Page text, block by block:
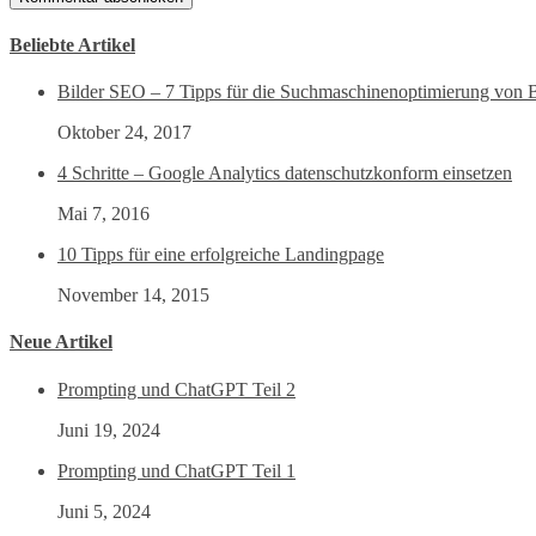
Beliebte Artikel
Bilder SEO – 7 Tipps für die Suchmaschinenoptimierung von
Oktober 24, 2017
4 Schritte – Google Analytics datenschutzkonform einsetzen
Mai 7, 2016
10 Tipps für eine erfolgreiche Landingpage
November 14, 2015
Neue Artikel
Prompting und ChatGPT Teil 2
Juni 19, 2024
Prompting und ChatGPT Teil 1
Juni 5, 2024